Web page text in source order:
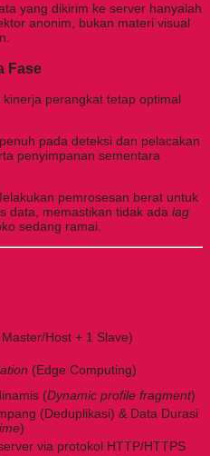
yang dikirim ke server hanyalah
anonim, bukan materi visual
Fase
perangkat tetap optimal
pada deteksi dan pelacakan
penyimpanan sementara
pemrosesan berat untuk
data, memastikan tidak ada lag
sedang ramai.
Host + 1 Slave)
(Edge Computing)
(Dynamic profile fragment)
(Deduplikasi) & Data Durasi
)
via protokol HTTP/HTTPS